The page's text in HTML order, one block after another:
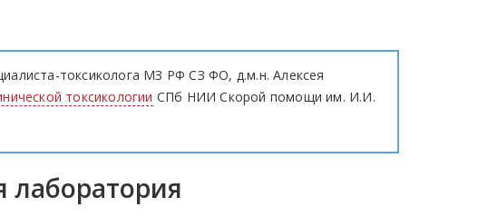
токсиколога МЗ РФ СЗ ФО, д.м.н. Алексея
токсикологии СПб НИИ Скорой помощи им. И.И.
лаборатория